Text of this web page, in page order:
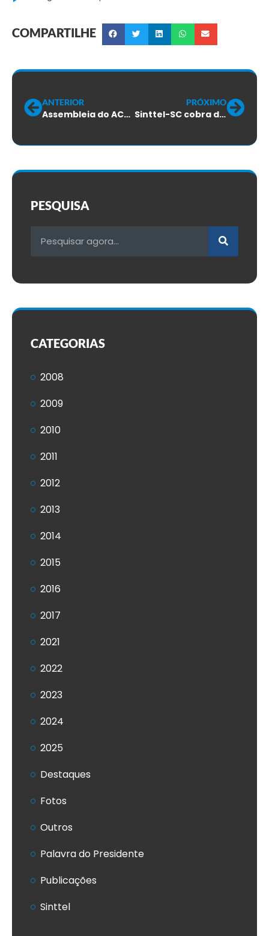
COMPARTILHE
ANTERIOR
Assembleia do ACT 2020 ACCESS e Infocred
PRÓXIMO
Sinttel-SC cobra da VIVO data de reunião do PPR
PESQUISA
CATEGORIAS
2008
2009
2010
2011
2012
2013
2014
2015
2016
2017
2021
2022
2023
2024
2025
Destaques
Fotos
Outros
Palavra do Presidente
Publicações
Sinttel